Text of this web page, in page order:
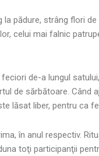
pădure, strâng flori
celui mai falnic
de-a lungul
de sărbătoare. Când
lăsat liber, pentru ca
în anul respectiv.
toţi participanţii